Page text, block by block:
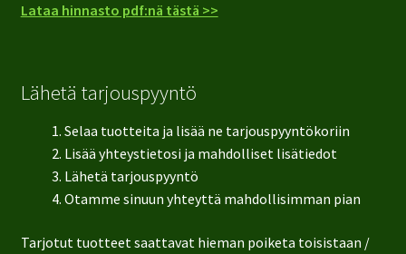
Lataa hinnasto pdf:nä tästä >>
Lähetä tarjouspyyntö
Selaa tuotteita ja lisää ne tarjouspyyntökoriin
Lisää yhteystietosi ja mahdolliset lisätiedot
Lähetä tarjouspyyntö
Otamme sinuun yhteyttä mahdollisimman pian
Tarjotut tuotteet saattavat hieman poiketa toisistaan /